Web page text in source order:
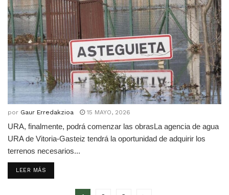
por Gaur Erredakzioa 15 MAYO, 2026
URA, finalmente, podrá comenzar las obrasLa agencia de agua
URA de Vitoria-Gasteiz tendrá la oportunidad de adquirir los
terrenos necesarios...
LEER MÁS